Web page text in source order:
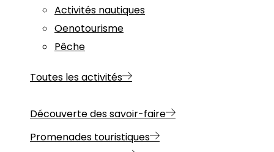
Activités nautiques
Oenotourisme
Pêche
Toutes les activités
Découverte des savoir-faire
Promenades touristiques